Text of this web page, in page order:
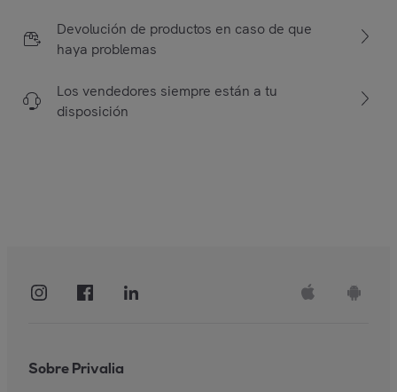
Devolución de productos en caso de que
haya problemas
Los vendedores siempre están a tu
disposición
Sobre Privalia